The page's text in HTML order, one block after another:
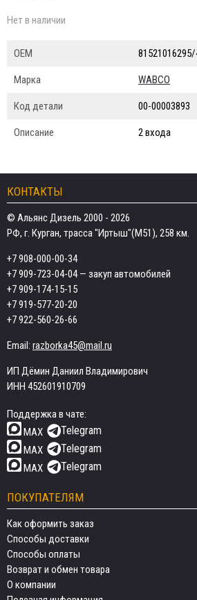
Нет в наличии
ОЕМ
Марка WABCO
Код детали 00-00003893
Описание 2 входа
КОНТАКТЫ
© Альянс Дизель 2000 - 2026
РФ, г. Курган, трасса "Иртыш"(М51), 258 км.
+7 908-000-00-34
+7 909-723-04-04— закуп автомобилей
+7 909-174-15-15
+7 919-577-20-20
+7 922-560-26-66
Email: razborka45@mail.ru
ИП Дёмин Даниил Владимирович
ИНН 452601910709
Поддержка в чате:
MAX
Telegram
MAX Telegram
MAX Telegram
ПОКУПАТЕЛЯМ
Как оформить заказ
Способы доставки
Способы оплаты
Возврат и обмен товара
О компании